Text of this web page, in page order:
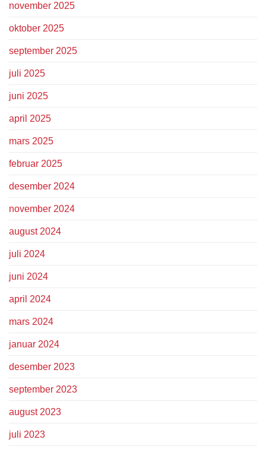
november 2025
oktober 2025
september 2025
juli 2025
juni 2025
april 2025
mars 2025
februar 2025
desember 2024
november 2024
august 2024
juli 2024
juni 2024
april 2024
mars 2024
januar 2024
desember 2023
september 2023
august 2023
juli 2023